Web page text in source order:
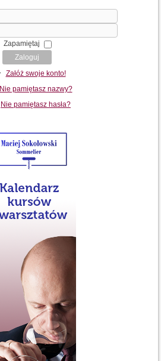
Zapamiętaj
Zaloguj
Załóż swoje konto!
Nie pamiętasz nazwy?
Nie pamiętasz hasła?